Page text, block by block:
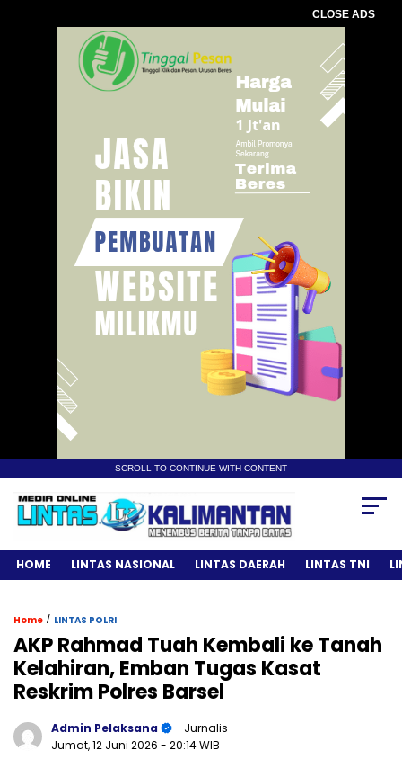
CLOSE ADS
SCROLL TO CONTINUE WITH CONTENT
HOME LINTAS NASIONAL LINTAS DAERAH LINTAS TNI
Home / LINTAS POLRI
AKP Rahmad Tuah Kembali ke Tanah
Kelahiran, Emban Tugas Kasat
Reskrim Polres Barsel
Admin Pelaksana
- Jurnalis
Jumat, 12 Juni 2026 - 20:14 WIB